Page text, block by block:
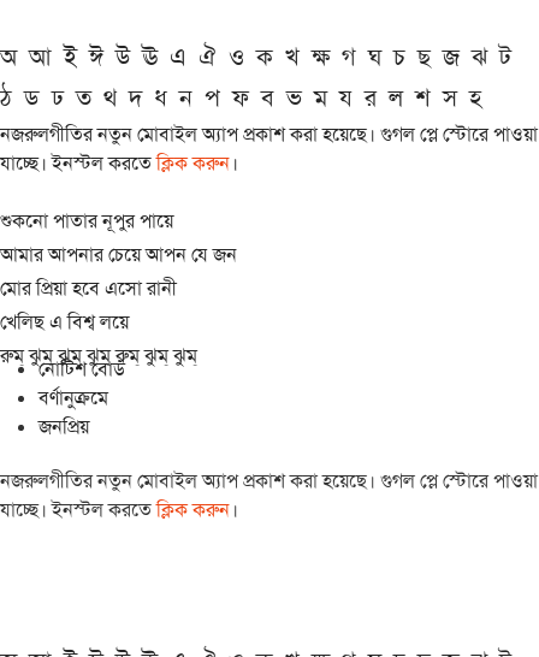
অ আ ই ঈ উ ঊ এ ঐ ও ক খ ক্ষ গ ঘ চ ছ জ ঝ ট
ঠ ড ঢ ত থ দ ধ ন প ফ ব ভ ম য র ল শ স হ
নজরুলগীতির নতুন মোবাইল অ্যাপ প্রকাশ করা হয়েছে। গুগল প্লে স্টোরে পাওয়া
যাচ্ছে। ইনস্টল করতেক্লিক করুন।
শুকনো পাতার নূপুর পায়ে
আমার আপনার চেয়ে আপন যে জন
মোর প্রিয়া হবে এসো রানী
খেলিছ এ বিশ্ব লয়ে
রুম্ ঝুম্ ঝুম্ ঝুম্ রুম্ ঝুম্ ঝুম্
নোটিশ বোর্ড
বর্ণানুক্রমে
জনপ্রিয়
নজরুলগীতির নতুন মোবাইল অ্যাপ প্রকাশ করা হয়েছে। গুগল প্লে স্টোরে পাওয়া
যাচ্ছে। ইনস্টল করতেক্লিক করুন।